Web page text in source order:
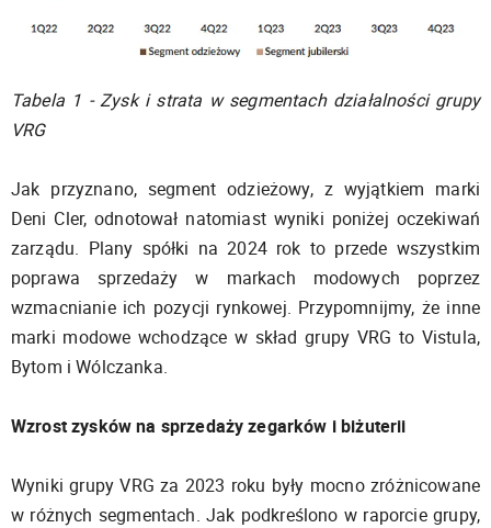
Tabela 1 - Zysk i strata w segmentach działalności grupy
VRG
Jak przyznano, segment odzieżowy, z wyjątkiem marki
Deni Cler, odnotował natomiast wyniki poniżej oczekiwań
zarządu. Plany spółki na 2024 rok to przede wszystkim
poprawa sprzedaży w markach modowych poprzez
wzmacnianie ich pozycji rynkowej. Przypomnijmy, że inne
marki modowe wchodzące w skład grupy VRG to Vistula,
Bytom i Wólczanka.
Wzrost zysków na sprzedaży zegarków i biżuterii
Wyniki grupy VRG za 2023 roku były mocno zróżnicowane
w różnych segmentach. Jak podkreślono w raporcie grupy,